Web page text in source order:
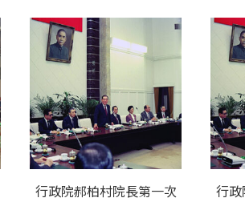
行政院郝柏村院長第一次
行